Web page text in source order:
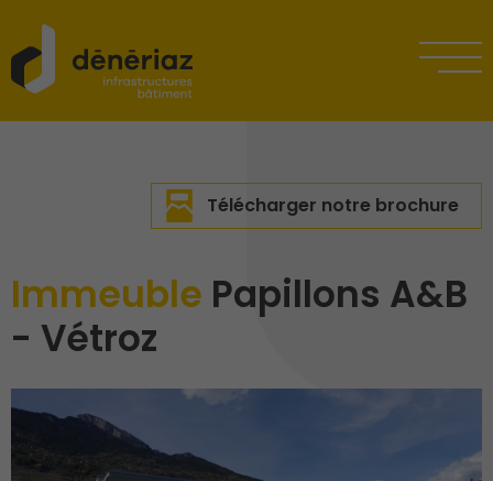
Télécharger notre brochure
Immeuble Papillons A&B
- Vétroz